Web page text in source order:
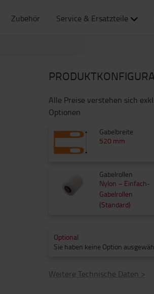
Zubehör Service & Ersatzteile
Alle Preise verstehen sich
Optionen
Gabelbreite
520 mm
Gabelrollen
Nylon – Einfach-
Gabelrollen
(Standard)
Optional
Sie haben keine Option
Weitere Technische Daten >